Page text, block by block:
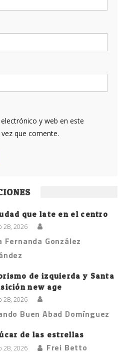
y web en este
que comente.
que late en el centro
28, 2026
Fernanda González
de izquierda y Santa
new age
28, 2026
Buen Abad Domínguez
de las estrellas
28, 2026 Frei Betto